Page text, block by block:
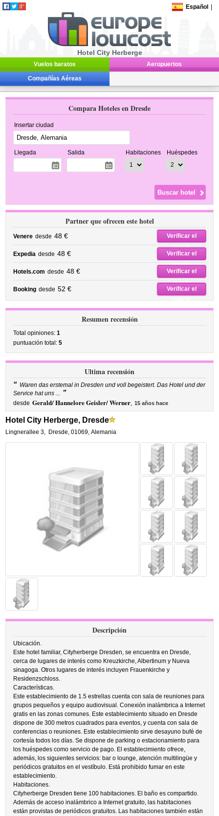
Español
Hotel City Herberge
Vuelos baratos Aeropuertos
Compañías Aéreas
Compara Hoteles en Dresde
Insertar ciudad
Llegada Salida Habitaciones Huéspedes
Partner que ofrecen este hotel
Venere desde 48 €
Verificar el
precio
Expedia desde 48 €
Verificar el
precio
Hotels.com desde 48 €
Verificar el
precio
Booking desde 52 €
Verificar el
precio
Resumen recensión
Total opiniones:1
puntuación total:5
Ultima recensión
“ Waren das erstemal in Dresden und voll begeistert. Das Hotel und der
Service hat uns ... ”
desde Gerald/ Hannelore Geisler/ Werner, 15 años hace
Hotel City Herberge, Dresde
Lingnerallee 3, Dresde,01069, Alemania
Descripción
Ubicación.
Este hotel familiar, Cityherberge Dresden, se encuentra en Dresde,
cerca de lugares de interés como Kreuzkirche, Albertinum y Nueva
sinagoga. Otros lugares de interés incluyen Frauenkirche y
Residenzschloss.
Características.
Este establecimiento de 1.5 estrellas cuenta con sala de reuniones para
grupos pequeños y equipo audiovisual. Conexión inalámbrica a Internet
gratis en las zonas comunes. Este establecimiento situado en Dresde
dispone de 300 metros cuadrados para eventos, y cuenta con sala de
conferencias o reuniones. Este establecimiento sirve desayuno bufé de
cortesía todos los días. Se dispone de parking o estacionamiento para
los huéspedes como servicio de pago. El establecimiento ofrece,
además, los siguientes servicios: bar o lounge, atención multilingüe y
periódicos gratuitos en el vestíbulo. Está prohibido fumar en este
establecimiento.
Habitaciones.
Cityherberge Dresden tiene 100 habitaciones. El baño es compartido.
Además de acceso inalámbrico a Internet gratuito, las habitaciones
están provistas de periódicos gratuitos. Las habitaciones también están